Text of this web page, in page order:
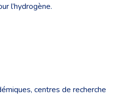
l’hydrogène.
centres de recherche